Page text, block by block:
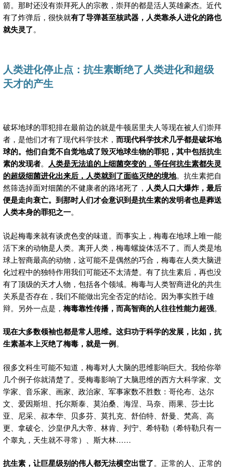
箭。那时还没有崇拜死人的宗教，崇拜的都是活人英雄豪杰。近代
有了炸弹后，很快就有了导弹甚至核武器，人类靠杀人进化的路也
就失灵了。
人类进化停止点：抗生素断绝了人类进化和超级
天才的产生
破坏地球的罪犯排在最前边的就是牛顿居里夫人等现在被人们崇拜
者，是他们才有了现代科学技术， 而现代科学技术几乎都是破坏地
球的。 他们自觉不自觉地成了毁灭地球生物的罪犯， 其中包括抗生
素的发现者。 人类是无法追的上细菌突变的，等任何抗生素都失灵
的超级细菌进化出来后，人类就到了面临灭绝的境地。抗生素把自
然筛选掉面对细菌的不健康者的路堵死了， 人类人口大爆炸，最后
便是走向衰亡。到那时人们才会意识到是抗生素的发明者也是葬送
人类本身的罪犯之一。
说起梅毒来就有谈虎色变的味道。而事实上，梅毒在地球上唯一能
活下来的动物是人类。离开人类，梅毒螺旋体活不了。而人类是地
球上智商最高的动物，这可能不是偶然的巧合，梅毒在人类大脑进
化过程中的独特作用我们可能还不太清楚。有了抗生素后，再也没
有了顶级的天才人物，包括各个领域。梅毒与人类智商进化的共生
关系是否存在，我们不能做出完全否定的结论。因为事实胜于雄
辩。另外一点是， 梅毒靠性传播，而高智商的人往往性能力超强。
现在大多数领袖也都是常人思维。这归功于科学的发展，比如，抗
生素基本上灭绝了梅毒，就是一例。
很多文科生可能不知道，梅毒对人大脑的思维影响巨大。我给你举
几个例子你就清楚了。受梅毒影响了大脑思维的西方大科学家、文
学家、音乐家、画家、政治家、军事家数不胜数：哥伦布、达尔
文、爱因斯坦、托尔斯泰、莫泊桑、海涅、马奈、雨果、莎士比
亚、尼采、叔本华、贝多芬、莫扎克、舒伯特、舒曼、梵高、高
更、拿破仑、沙皇伊凡大帝、林肯、列宁、希特勒（希特勒只有一
个睾丸，天生就不寻常）、斯大林……
抗生素，让巨星级别的伟人都无法横空出世了。正常的人、正常的